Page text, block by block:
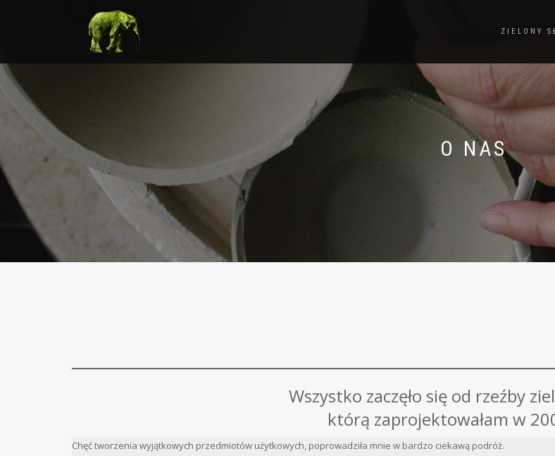
ZIELONY
O NAS
Wszystko zaczęło się od rzeźby
którą zaprojektowałam w
Chęć tworzenia wyjątkowych przedmiotów użytkowych, poprowadziła mnie w bardzo ciekawą podróż.